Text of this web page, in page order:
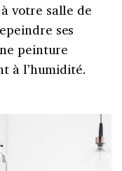
votre salle de
ses
peinture
à l’humidité.